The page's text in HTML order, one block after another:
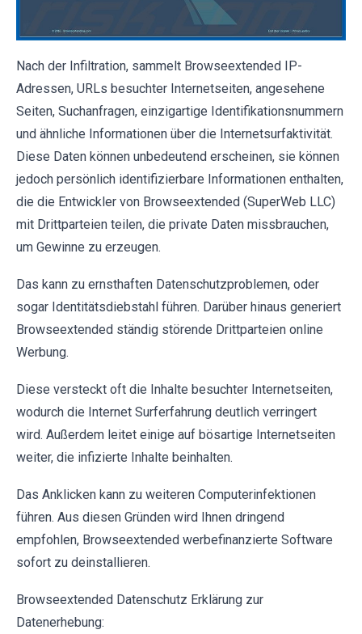
Nach der Infiltration, sammelt Browseextended IP-
Adressen, URLs besuchter Internetseiten, angesehene
Seiten, Suchanfragen, einzigartige Identifikationsnummern
und ähnliche Informationen über die Internetsurfaktivität.
Diese Daten können unbedeutend erscheinen, sie können
jedoch persönlich identifizierbare Informationen enthalten,
die die Entwickler von Browseextended (SuperWeb LLC)
mit Drittparteien teilen, die private Daten missbrauchen,
um Gewinne zu erzeugen.
Das kann zu ernsthaften Datenschutzproblemen, oder
sogar Identitätsdiebstahl führen. Darüber hinaus generiert
Browseextended ständig störende Drittparteien online
Werbung.
Diese versteckt oft die Inhalte besuchter Internetseiten,
wodurch die Internet Surferfahrung deutlich verringert
wird. Außerdem leitet einige auf bösartige Internetseiten
weiter, die infizierte Inhalte beinhalten.
Das Anklicken kann zu weiteren Computerinfektionen
führen. Aus diesen Gründen wird Ihnen dringend
empfohlen, Browseextended werbefinanzierte Software
sofort zu deinstallieren.
Browseextended Datenschutz Erklärung zur
Datenerhebung: